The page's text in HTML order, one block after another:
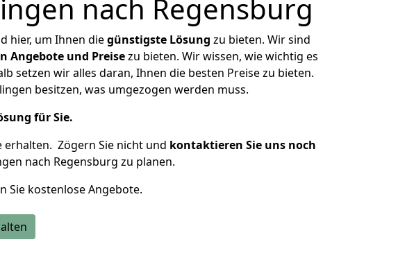
nach Regensburg
hier, um Ihnen diegünstigste Lösung zu bieten. Wir sind
Angebote und Preisezu bieten. Wir wissen, wie wichtig es
setzen wir alles daran, Ihnen die besten Preise zu bieten.
besitzen, was umgezogen werden muss.
für Sie.
erhalten. Zögern Sie nicht und kontaktieren Sie uns noch
nach Regensburg zu planen.
Sie kostenlose Angebote.